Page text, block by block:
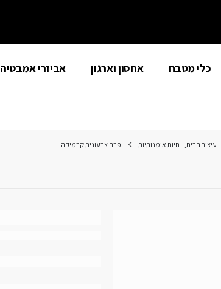
כלי מטבח אחסון וארגון אביזרי אמבטיה
עיצוב הבית, חיות אומנותיות פרה צבעונית קרמיקה